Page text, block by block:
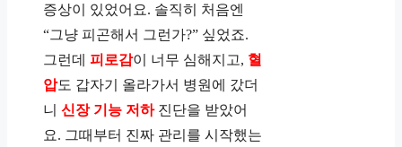
증상이 있었어요. 솔직히 처음엔
“그냥 피곤해서 그런가?” 싶었죠.
그런데 피로감이 너무 심해지고, 혈
압도 갑자기 올라가서 병원에 갔더
니 신장 기능 저하진단을 받았어
요. 그때부터 진짜 관리를 시작했는